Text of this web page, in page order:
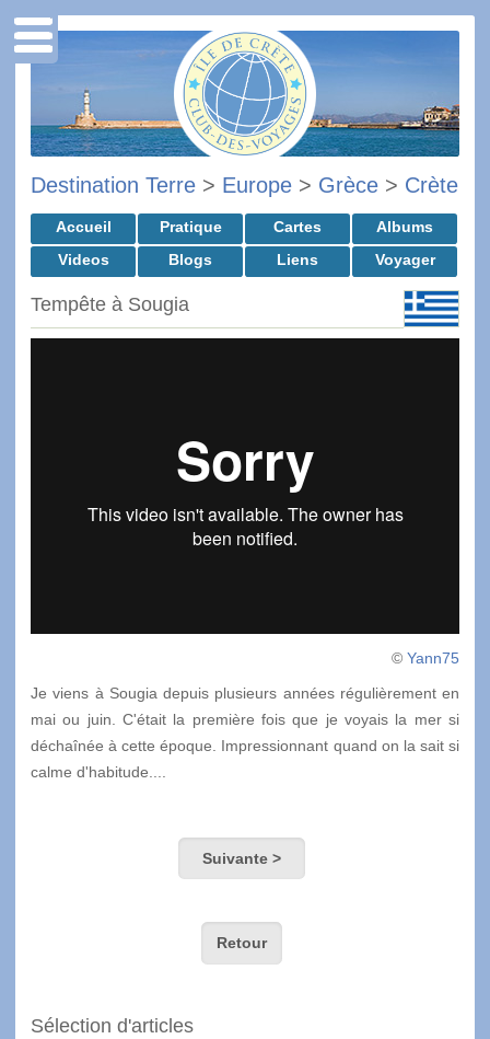
Destination Terre > Europe > Grèce > Crète
Accueil Pratique Cartes
Albums
Videos
Blogs Liens Voyager
Tempête à Sougia
© Yann75
Je viens à Sougia depuis plusieurs années régulièrement en
mai ou juin. C'était la première fois que je voyais la mer si
déchaînée à cette époque. Impressionnant quand on la sait si
calme d'habitude....
Suivante >
Retour
Sélection d'articles